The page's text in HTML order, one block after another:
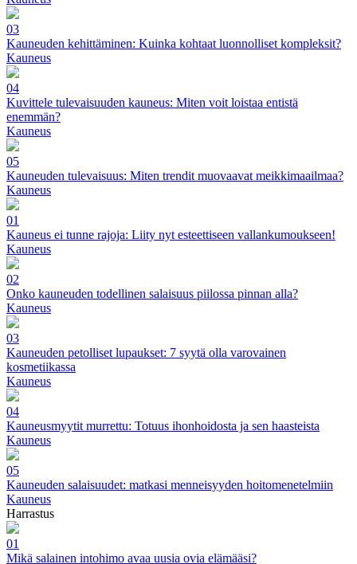
03
Kauneuden kehittäminen: Kuinka kohtaat luonnolliset kompleksit?
Kauneus
04
Kuvittele tulevaisuuden kauneus: Miten voit loistaa entistä
enemmän?
Kauneus
05
Kauneuden tulevaisuus: Miten trendit muovaavat meikkimaailmaa?
Kauneus
01
Kauneus ei tunne rajoja: Liity nyt esteettiseen vallankumoukseen!
Kauneus
02
Onko kauneuden todellinen salaisuus piilossa pinnan alla?
Kauneus
03
Kauneuden petolliset lupaukset: 7 syytä olla varovainen
kosmetiikassa
Kauneus
04
Kauneusmyytit murrettu: Totuus ihonhoidosta ja sen haasteista
Kauneus
05
Kauneuden salaisuudet: matkasi menneisyyden hoitomenetelmiin
Kauneus
Harrastus
01
Mikä salainen intohimo avaa uusia ovia elämääsi?